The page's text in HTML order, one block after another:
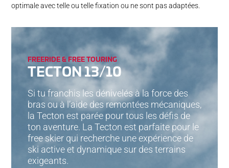
optimale avec telle ou telle fixation ou ne sont pas adaptées.
FREERIDE & FREE TOURING
TECTON 13/10
Si tu franchis les dénivelés à la force des
bras ou à l’aide des remontées mécaniques,
la Tecton est parée pour tous les défis de
ton aventure. La Tecton est parfaite pour le
free skier qui recherche une expérience de
ski active et dynamique sur des terrains
exigeants.